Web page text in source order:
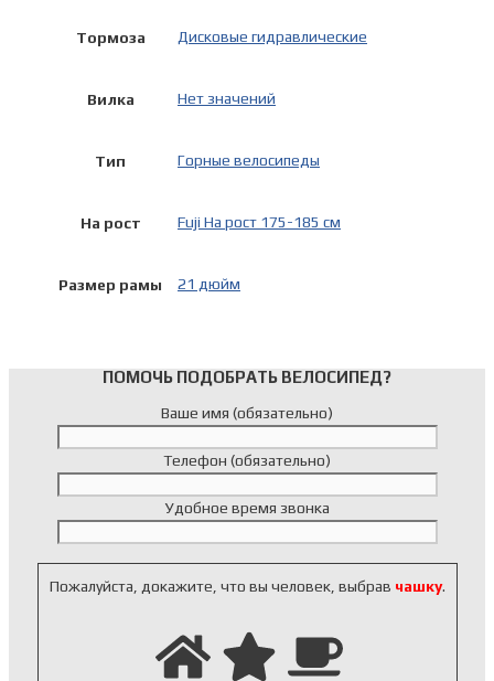
Тормоза Дисковые гидравлические
Вилка Нет значений
Тип Горные велосипеды
На рост Fuji На рост 175-185 см
Размер рамы 21 дюйм
ПОМОЧЬ ПОДОБРАТЬ ВЕЛОСИПЕД?
Ваше имя (обязательно)
Телефон (обязательно)
Удобное время звонка
Пожалуйста, докажите, что вы человек, выбрав чашку.